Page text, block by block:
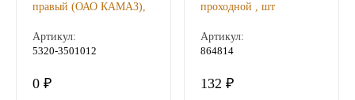
OIL RIGHT
правый (ОАО КАМАЗ),
Артикул:
5320-3501012
0 ₽
проходной , шт
Артикул:
864814
132 ₽